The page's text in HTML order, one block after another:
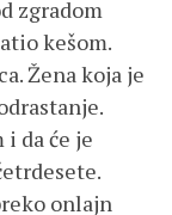
zgradom
kešom.
Žena koja je
da će je
onlajn